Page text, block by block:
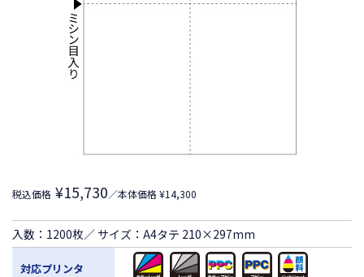
税込価格 ¥15,730／本体価格 ¥14,300
入数：1200枚／ サイズ：A4タテ 210×297mm
対応プリンタ